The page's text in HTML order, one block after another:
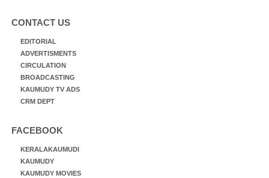
CONTACT US
EDITORIAL
ADVERTISMENTS
CIRCULATION
BROADCASTING
KAUMUDY TV ADS
CRM DEPT
FACEBOOK
KERALAKAUMUDI
KAUMUDY
KAUMUDY MOVIES